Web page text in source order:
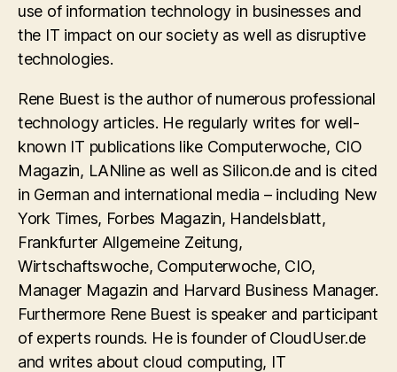
use of information technology in businesses and
the IT impact on our society as well as disruptive
technologies.
Rene Buest is the author of numerous professional
technology articles. He regularly writes for well-
known IT publications like Computerwoche, CIO
Magazin, LANline as well as Silicon.de and is cited
in German and international media – including New
York Times, Forbes Magazin, Handelsblatt,
Frankfurter Allgemeine Zeitung,
Wirtschaftswoche, Computerwoche, CIO,
Manager Magazin and Harvard Business Manager.
Furthermore Rene Buest is speaker and participant
of experts rounds. He is founder of CloudUser.de
and writes about cloud computing, IT